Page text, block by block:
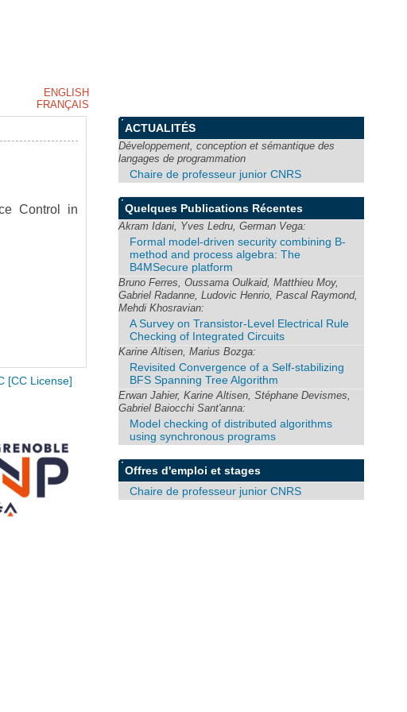
Control in
ACTUALITÉS
Développement, conception et sémantique des
langages de programmation
Chaire de professeur junior CNRS
Quelques Publications Récentes
Akram Idani, Yves Ledru, German Vega:
Formal model-driven security combining B-
method and process algebra: The
B4MSecure platform
Bruno Ferres, Oussama Oulkaid, Matthieu Moy,
Gabriel Radanne, Ludovic Henrio, Pascal Raymond,
Mehdi Khosravian:
A Survey on Transistor-Level Electrical Rule
Checking of Integrated Circuits
Karine Altisen, Marius Bozga:
Revisited Convergence of a Self-stabilizing
BFS Spanning Tree Algorithm
Erwan Jahier, Karine Altisen, Stéphane Devismes,
Gabriel Baiocchi Sant'anna:
Model checking of distributed algorithms
using synchronous programs
Offres d'emploi et stages
Chaire de professeur junior CNRS
[CC License]
ENGLISH
FRANÇAIS